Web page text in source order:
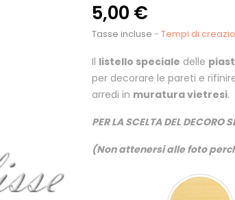
5,00 €
Tasse incluse - Tempi di
Il listello speciale delle
per decorare le pareti e
arredi in muratura vietresi.
PER LA SCELTA DEL DECORO
(Non attenersi alle foto